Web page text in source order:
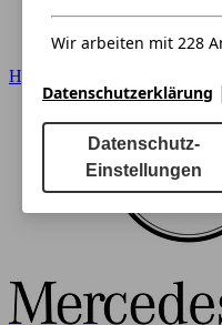
Hyundai
Wir arbeiten mit 228
Datenschutzerklärung |
Datenschutz-
Einstellungen